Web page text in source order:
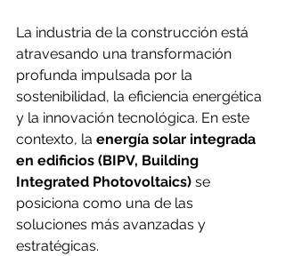
La industria de la construcción está
atravesando una transformación
profunda impulsada por la
sostenibilidad, la eficiencia energética
y la innovación tecnológica. En este
contexto, la energía solar integrada
en edificios (BIPV, Building
Integrated Photovoltaics) se
posiciona como una de las
soluciones más avanzadas y
estratégicas.